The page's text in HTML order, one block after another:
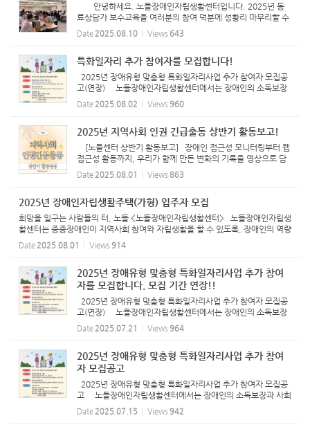
안녕하세요. 노들장애인자립생활센터입니다. 2025년 동
료상담가 보수교육을 여러분의 참여 덕분에 성황리 마무리할 수
있었습니다. 올해 교육 주제는 발달장애인과 의사소통 시 상담
교구 활용 방법과 심리 운동 도구를 활용 방법이었습니다. 강
Date 2025.08.10 Views 643
특화일자리 추가 참여자를 모집합니다!
2025년 장애유형 맞춤형 특화일자리사업 추가 참여자 모집공
고(연장) 노들장애인자립생활센터에서는 장애인의 소독보장
과 사회참여 확대하기 위해서 장애유형 맞춤형 특화일자리사업
에 참여하실 장애인을 아래와 같이 모집 하오니 많은 지원 바랍
Date 2025.08.02 Views 960
2025년 지역사회 인권 긴급출동 상반기 활동보고!
[노들센터 상반기 활동보고] 장애인 접근성 모니터링부터 웹
접근성 활동까지, 우리가 함께 만든 변화의 기록을 영상으로 담
았습니다. 불편했던 점을 직접 이야기하고, 함께 길을 살피고,
화면을 보며 질문을 만들었던 순간들— 그 모든 시간이 모여
Date 2025.08.01 Views 863
2025년 장애인자립생활주택(가형) 입주자 모집
희망을 일구는 사람들의 터, 노들 <노들장애인자립생활센터> 노들장애인자립생
활센터는 중증장애인이 지역사회 참여와 자립생활을 할 수 있도록, 장애인의 역량
강화와 더불어 차별적 사회구조와 환경을 변화시키는 활동을 목적으로 설립되었
습니다. 자립생...
Date 2025.08.01 Views 914
2025년 장애유형 맞춤형 특화일자리사업 추가 참여
자를 모집합니다. 모집 기간 연장!!
2025년 장애유형 맞춤형 특화일자리사업 추가 참여자 모집공
고(연장) 노들장애인자립생활센터에서는 장애인의 소독보장
과 사회참여 확대하기 위해서 장애유형 맞춤형 특화일자리사업
에 참여하실 장애인을 아래와 같이 모집 하오니 많은 지원 바랍
Date 2025.07.21 Views 964
2025년 장애유형 맞춤형 특화일자리사업 추가 참여
자 모집공고
2025년 장애유형 맞춤형 특화일자리사업 추가 참여자 모집공
고 노들장애인자립생활센터에서는 장애인의 소독보장과 사회
참여 확대하기 위해서 장애유형 맞춤형 특화일자리사업에 참여
하실 장애인을 아래와 같이 모집 하오니 많은 지원 바랍니다.
Date 2025.07.15 Views 942